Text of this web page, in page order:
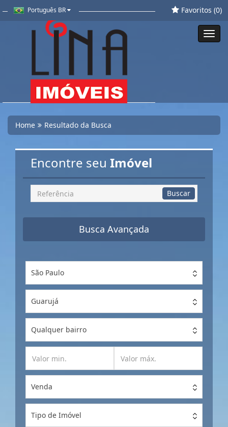
Português BR Favoritos (0)
Home Resultado da Busca
Encontre seu Imóvel
Busca
por
Buscar
Busca Avançada
São Paulo
Guarujá
Qualquer bairro
Venda
Tipo de Imóvel